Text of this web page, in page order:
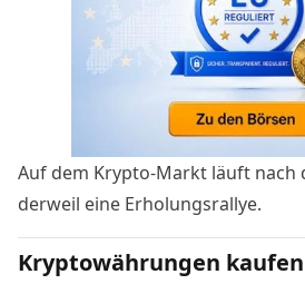
Auf dem Krypto-Markt läuft nach
derweil eine Erholungsrallye.
Kryptowährungen